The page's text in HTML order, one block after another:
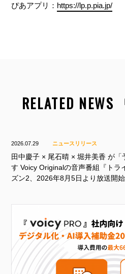
ぴあアプリ： https://lp.p.pia.jp/
RELATED NEWS
2026.07.29 ニュースリリース
田中慶子 × 尾石晴 × 堀井美香 が「
す Voicy Originalの音声番組『トラ
ズン2、2026年8月5日より放送開始